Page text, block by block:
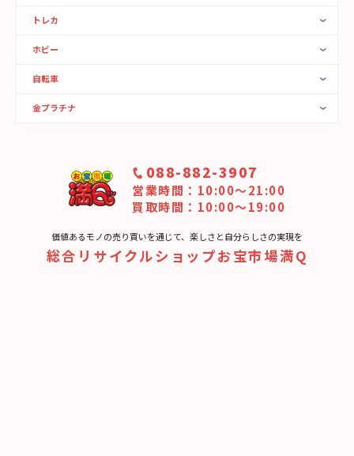
トレカ
ホビー
自転車
金プラチナ
088-882-3907
営業時間：10:00〜21:00
買取時間：10:00～19:00
価値あるモノの売り買いを通じて、楽しさと⾃分らしさの実現を
総合リサイクルショップお宝市場満Q